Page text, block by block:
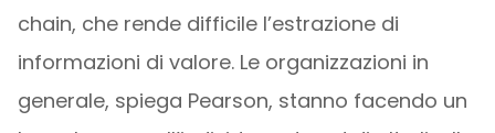
chain, che rende difficile l’estrazione di
informazioni di valore. Le organizzazioni in
generale, spiega Pearson, stanno facendo un